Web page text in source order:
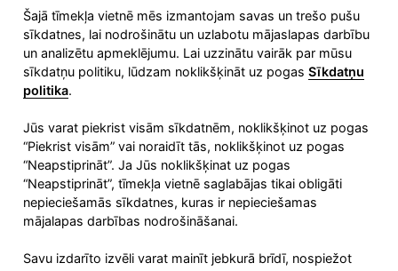
Liepājas speciālās ekonomiskās zonas pārvalde
Fēniksa iela 4, Liepāja,
LV-3401, Latvija
Tālrunis:+371 63427605
Šajā tīmekļa vietnē mēs izmantojam savas un trešo pušu
sīkdatnes, lai nodrošinātu un uzlabotu mājaslapas darbību
un analizētu apmeklējumu. Lai uzzinātu vairāk par mūsu
sīkdatņu politiku, lūdzam noklikšķināt uz pogas Sīkdatņu
politika.
Jūs varat piekrist visām sīkdatnēm, noklikšķinot uz pogas
“Piekrist visām” vai noraidīt tās, noklikšķinot uz pogas
“Neapstiprināt”. Ja Jūs noklikšķinat uz pogas
“Neapstiprināt”, tīmekļa vietnē saglabājas tikai obligāti
nepieciešamās sīkdatnes, kuras ir nepieciešamas
mājalapas darbības nodrošināšanai.
Savu izdarīto izvēli varat mainīt jebkurā brīdī, nospiežot